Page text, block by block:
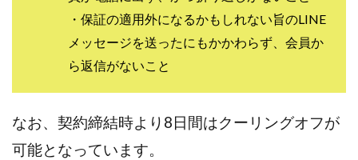
・保証の適用外になるかもしれない旨のLINE
メッセージを送ったにもかかわらず、会員か
ら返信がないこと
なお、契約締結時より8日間はクーリングオフが
可能となっています。
Makoto Honda
MGB COMPANY(エムジーピーカンパニー)
MIBC
MIDAS(ミダス)
Life Lead運営事務局